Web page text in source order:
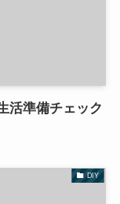
活準備チェック
DIY